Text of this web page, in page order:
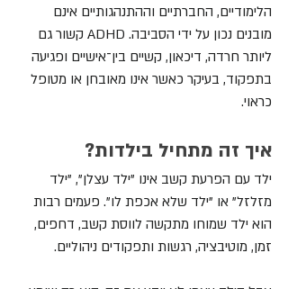
הלימודיים, החברתיים וההתנהגותיים אינם
מובנים נכון על ידי הסביבה. ADHD קשור גם
ליותר חרדה, דיכאון, קשיים בין־אישיים ופגיעה
בתפקוד, בעיקר כאשר אינו מאובחן או מטופל
כראוי.
איך זה מתחיל בילדות?
ילד עם הפרעת קשב אינו "ילד עצלן", "ילד
מזלזל" או "ילד שלא אכפת לו". פעמים רבות
הוא ילד שמוחו מתקשה לווסת קשב, דחפים,
זמן, מוטיבציה, רגשות ותפקודים ניהוליים.